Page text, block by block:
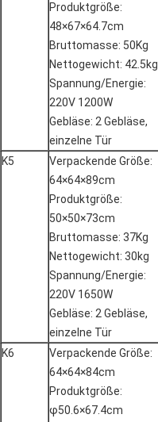
Produktgröße:
48×67×64.7cm
Bruttomasse: 50Kg
Nettogewicht: 42.5kg
Spannung/Energie:
220V 1200W
Gebläse: 2 Gebläse,
einzelne Tür
K5
Verpackende Größe:
64×64×89cm
Produktgröße:
50×50×73cm
Bruttomasse: 37Kg
Nettogewicht: 30kg
Spannung/Energie:
220V 1650W
Gebläse: 2 Gebläse,
einzelne Tür
K6
Verpackende Größe:
64×64×84cm
Produktgröße:
φ50.6×67.4cm